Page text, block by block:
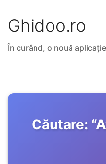
Ghidoo.ro
În curând, o nouă
Căutare: “